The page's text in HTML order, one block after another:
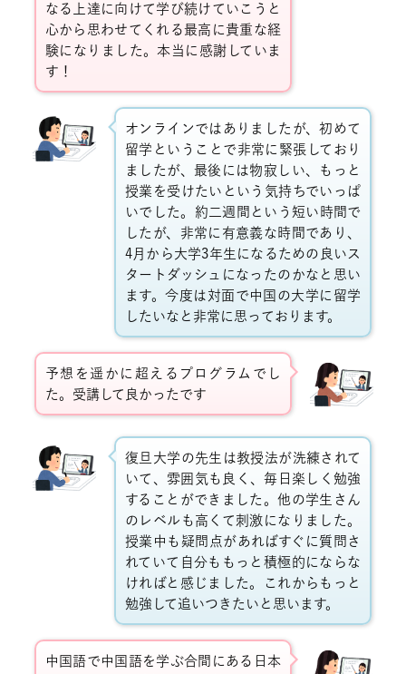
なる上達に向けて学び続けていこうと
心から思わせてくれる最高に貴重な経
験になりました。本当に感謝していま
す！
オンラインではありましたが、初めて
留学ということで非常に緊張しており
ましたが、最後には物寂しい、もっと
授業を受けたいという気持ちでいっぱ
いでした。約二週間という短い時間で
したが、非常に有意義な時間であり、
4 月から大学3年生になるための良いス
タートダッシュになったのかなと思い
ます。今度は対面で中国の大学に留学
したいなと非常に思っております。
予想を遥かに超えるプログラムでし
た。受講して良かったです
復旦大学の先生は教授法が洗練されて
いて、雰囲気も良く、毎日楽しく勉強
することができました。他の学生さん
のレベルも高くて刺激になりました。
授業中も疑問点があればすぐに質問さ
れていて自分ももっと積極的にならな
ければと感じました。これからもっと
勉強して追いつきたいと思います。
中国語で中国語を学ぶ合間にある日本